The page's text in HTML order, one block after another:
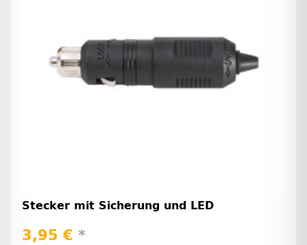
Stecker mit Sicherung und LED
3,95 € *